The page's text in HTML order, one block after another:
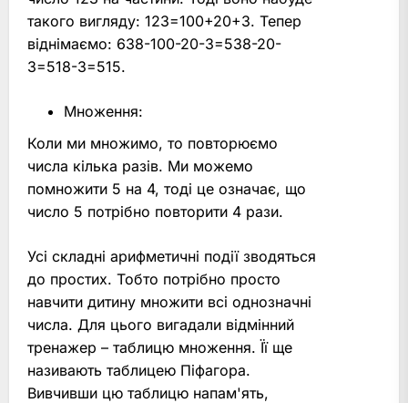
такого вигляду: 123=100+20+3. Тепер
віднімаємо: 638-100-20-3=538-20-
3=518-3=515.
Множення:
Коли ми множимо, то повторюємо
числа кілька разів. Ми можемо
помножити 5 на 4, тоді це означає, що
число 5 потрібно повторити 4 рази.
Усі складні арифметичні події зводяться
до простих. Тобто потрібно просто
навчити дитину множити всі однозначні
числа. Для цього вигадали відмінний
тренажер – таблицю множення. Її ще
називають таблицею Піфагора.
Вивчивши цю таблицю напам'ять,